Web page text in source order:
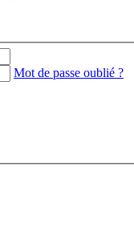
Mot de passe oublié ?